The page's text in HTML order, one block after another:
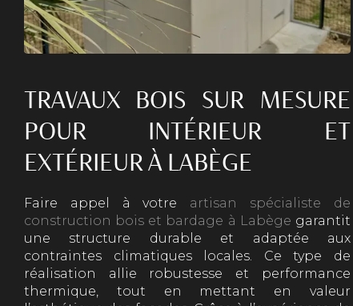
TRAVAUX BOIS SUR MESURE
POUR INTÉRIEUR ET
EXTÉRIEUR À LABÈGE
Faire appel à votre artisan spécialiste de
construction bois et bardage à Labège garantit
une structure durable et adaptée aux
contraintes climatiques locales. Ce type de
réalisation allie robustesse et performance
thermique, tout en mettant en valeur